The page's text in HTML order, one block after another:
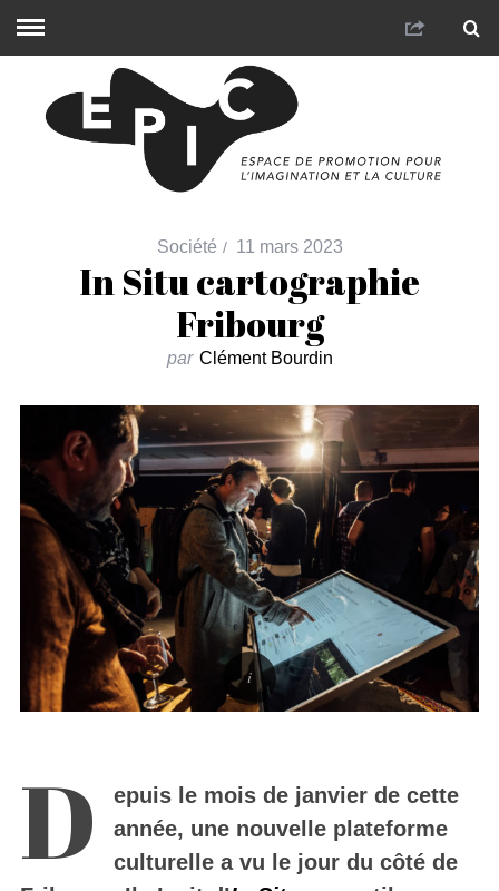
Société 11 mars 2023
In Situ cartographie
Fribourg
par Clément Bourdin
D
epuis le mois de janvier de cette
année, une nouvelle plateforme
culturelle a vu le jour du côté de